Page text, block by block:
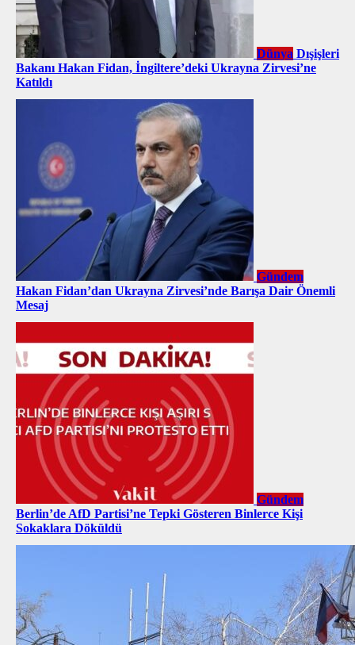
Dünya Dışişleri
Bakanı Hakan Fidan, İngiltere’deki Ukrayna Zirvesi’ne
Katıldı
Gündem
Hakan Fidan’dan Ukrayna Zirvesi’nde Barışa Dair Önemli
Mesaj
Gündem
Berlin’de AfD Partisi’ne Tepki Gösteren Binlerce Kişi
Sokaklara Döküldü